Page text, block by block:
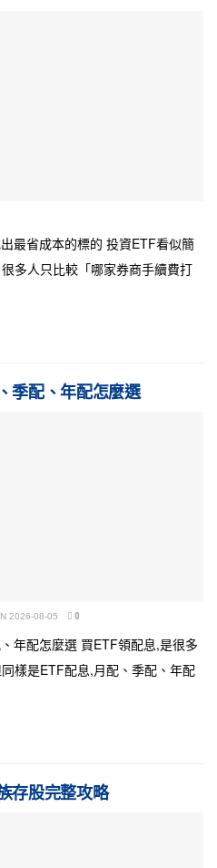
最省成本的標的 投資ETF看似簡
多人只比較「哪家券商手續費打
季配、年配怎麼選
2026-08-05 0
年配怎麼選 買ETF領配息,是很多
樣是ETF配息,月配、季配、年配
存股完整攻略